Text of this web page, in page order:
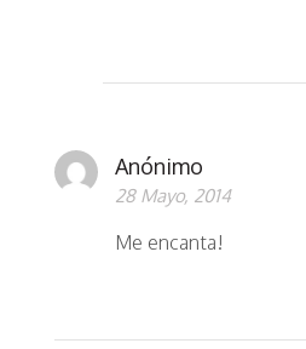
Anónimo
28 Mayo, 2014
Me encanta!